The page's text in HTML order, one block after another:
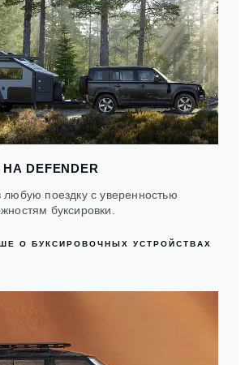
DEFENDER
любую поездку с уверенностью
буксировки.
О БУКСИРОВОЧНЫХ УСТРОЙСТВАХ